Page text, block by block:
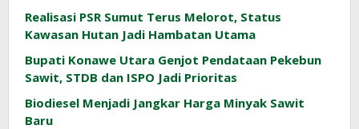
Realisasi PSR Sumut Terus Melorot, Status
Kawasan Hutan Jadi Hambatan Utama
Bupati Konawe Utara Genjot Pendataan Pekebun
Sawit, STDB dan ISPO Jadi Prioritas
Biodiesel Menjadi Jangkar Harga Minyak Sawit
Baru